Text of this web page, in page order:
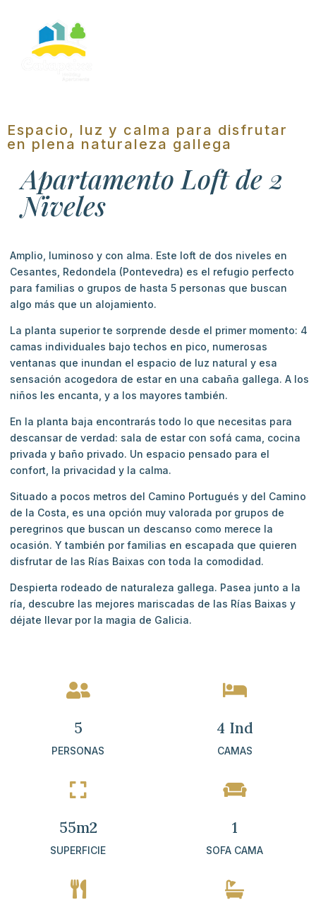
Espacio, luz y calma para disfrutar
en plena naturaleza gallega
Apartamento Loft de 2
Niveles
Amplio, luminoso y con alma. Este loft de dos niveles en
Cesantes, Redondela (Pontevedra) es el refugio perfecto
para familias o grupos de hasta 5 personas que buscan
algo más que un alojamiento.
La planta superior te sorprende desde el primer momento: 4
camas individuales bajo techos en pico, numerosas
ventanas que inundan el espacio de luz natural y esa
sensación acogedora de estar en una cabaña gallega. A los
niños les encanta, y a los mayores también.
En la planta baja encontrarás todo lo que necesitas para
descansar de verdad: sala de estar con sofá cama, cocina
privada y baño privado. Un espacio pensado para el
confort, la privacidad y la calma.
Situado a pocos metros del Camino Portugués y del Camino
de la Costa, es una opción muy valorada por grupos de
peregrinos que buscan un descanso como merece la
ocasión. Y también por familias en escapada que quieren
disfrutar de las Rías Baixas con toda la comodidad.
Despierta rodeado de naturaleza gallega. Pasea junto a la
ría, descubre las mejores mariscadas de las Rías Baixas y
déjate llevar por la magia de Galicia.

5
PERSONAS

55m2
SUPERFICIE


4 Ind
CAMAS

1
SOFA CAMA
